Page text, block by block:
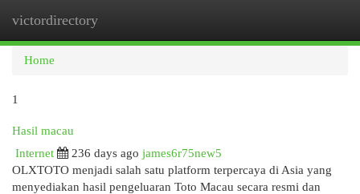
victordirectory
Home
1
Hasil macau
Internet
236 days ago james6r75new5
OLXTOTO menjadi salah satu platform terpercaya di Asia yang
menyediakan hasil pengeluaran Toto Macau secara resmi dan